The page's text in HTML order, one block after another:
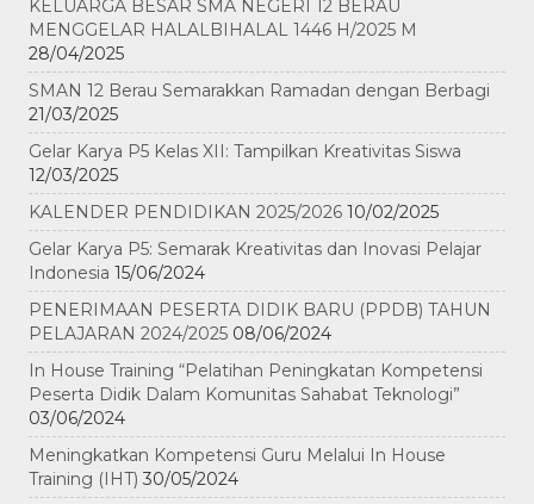
KELUARGA BESAR SMA NEGERI 12 BERAU
MENGGELAR HALALBIHALAL 1446 H/2025 M
28/04/2025
SMAN 12 Berau Semarakkan Ramadan dengan Berbagi
21/03/2025
Gelar Karya P5 Kelas XII: Tampilkan Kreativitas Siswa
12/03/2025
KALENDER PENDIDIKAN 2025/2026 10/02/2025
Gelar Karya P5: Semarak Kreativitas dan Inovasi Pelajar
Indonesia 15/06/2024
PENERIMAAN PESERTA DIDIK BARU (PPDB) TAHUN
PELAJARAN 2024/2025 08/06/2024
In House Training “Pelatihan Peningkatan Kompetensi
Peserta Didik Dalam Komunitas Sahabat Teknologi”
03/06/2024
Meningkatkan Kompetensi Guru Melalui In House
Training (IHT) 30/05/2024